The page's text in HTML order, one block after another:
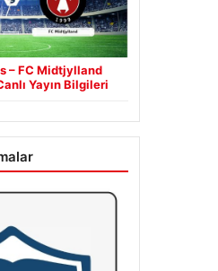
– FC Midtjylland
Yayın Bilgileri